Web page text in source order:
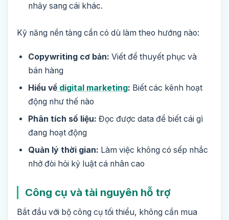
nhảy sang cái khác.
Kỹ năng nền tảng cần có dù làm theo hướng nào:
Copywriting cơ bản: Viết để thuyết phục và
bán hàng
Hiểu về digital marketing: Biết các kênh hoạt
động như thế nào
Phân tích số liệu: Đọc được data để biết cái gì
đang hoạt động
Quản lý thời gian: Làm việc không có sếp nhắc
nhở đòi hỏi kỷ luật cá nhân cao
Công cụ và tài nguyên hỗ trợ
Bắt đầu với bộ công cụ tối thiểu, không cần mua